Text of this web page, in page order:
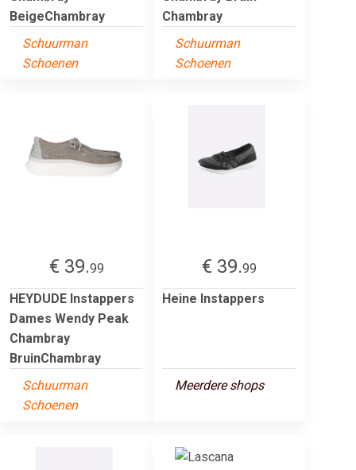
BeigeChambray
Schuurman
Schoenen
Chambray
Schuurman
Schoenen
€ 39.99
HEYDUDE Instappers
Dames Wendy Peak
Chambray
BruinChambray
Schuurman
Schoenen
€ 39.99
Heine Instappers
Meerdere shops